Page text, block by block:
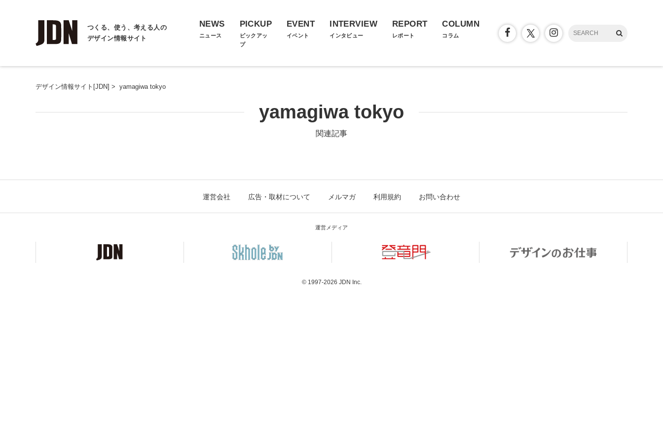
つくる、使う、考える人の
デザイン情報サイト
NEWS
ニュース
PICKUP
ピックアッ
プ
EVENT
イベント
INTERVIEW
インタビュー
REPORT
レポート
COLUMN
コラム
デザイン情報サイト[JDN] > yamagiwa tokyo
yamagiwa tokyo
関連記事
運営会社 広告・取材について メルマガ 利用規約 お問い合わせ
運営メディア
© 1997-2026 JDN Inc.